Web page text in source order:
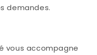
demandes.
vous accompagne